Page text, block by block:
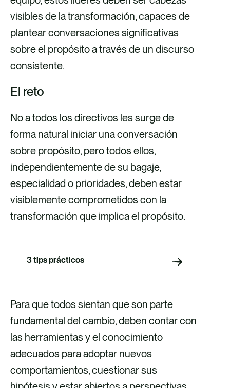
visibles de la transformación, capaces de
plantear conversaciones significativas
sobre el propósito a través de un discurso
consistente.
El reto
No a todos los directivos les surge de
forma natural iniciar una conversación
sobre propósito, pero todos ellos,
independientemente de su bagaje,
especialidad o prioridades, deben estar
visiblemente comprometidos con la
transformación que implica el propósito.
3 tips prácticos
Para que todos sientan que son parte
fundamental del cambio, deben contar con
las herramientas y el conocimiento
adecuados para adoptar nuevos
comportamientos, cuestionar sus